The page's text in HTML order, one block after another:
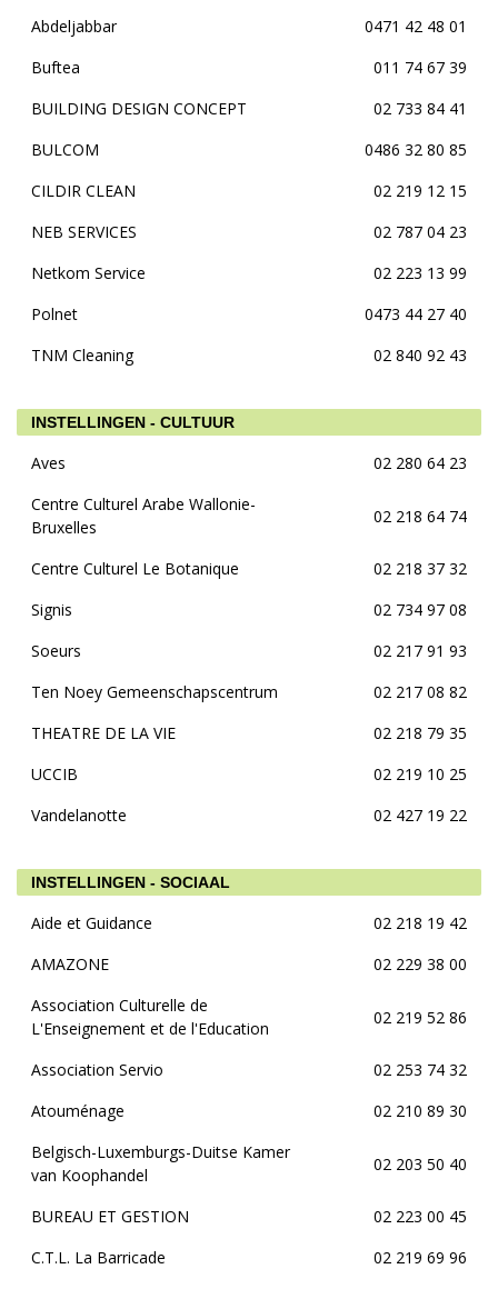
Abdeljabbar
0471 42 48 01
Buftea
011 74 67 39
BUILDING DESIGN CONCEPT
02 733 84 41
BULCOM
0486 32 80 85
CILDIR CLEAN
02 219 12 15
NEB SERVICES
02 787 04 23
Netkom Service
02 223 13 99
Polnet
0473 44 27 40
TNM Cleaning
02 840 92 43
INSTELLINGEN - CULTUUR
Aves
02 280 64 23
Centre Culturel Arabe Wallonie-
Bruxelles
02 218 64 74
Centre Culturel Le Botanique
02 218 37 32
Signis
02 734 97 08
Soeurs
02 217 91 93
Ten Noey Gemeenschapscentrum
02 217 08 82
THEATRE DE LA VIE
02 218 79 35
UCCIB
02 219 10 25
Vandelanotte
02 427 19 22
INSTELLINGEN - SOCIAAL
Aide et Guidance
02 218 19 42
AMAZONE
02 229 38 00
Association Culturelle de
L'Enseignement et de l'Education
02 219 52 86
Association Servio
02 253 74 32
Atouménage
02 210 89 30
Belgisch-Luxemburgs-Duitse Kamer
van Koophandel
02 203 50 40
BUREAU ET GESTION
02 223 00 45
C.T.L. La Barricade
02 219 69 96